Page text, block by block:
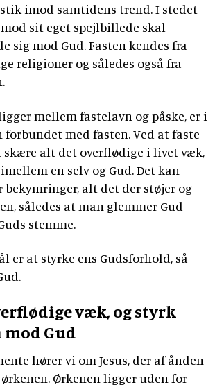
imod samtidens trend. I stedet
sit eget spejlbillede skal
sig mod Gud. Fasten kendes fra
religioner og således også fra
mellem fastelavn og påske, er i
med fasten. Ved at faste
skære alt det overflødige i livet væk,
en selv og Gud. Det kan
alt det der støjer og
således at man glemmer Gud
stemme.
er at styrke ens Gudsforhold, så
væk, og styrk
Gud
hører vi om Jesus, der af ånden
Ørkenen ligger uden for